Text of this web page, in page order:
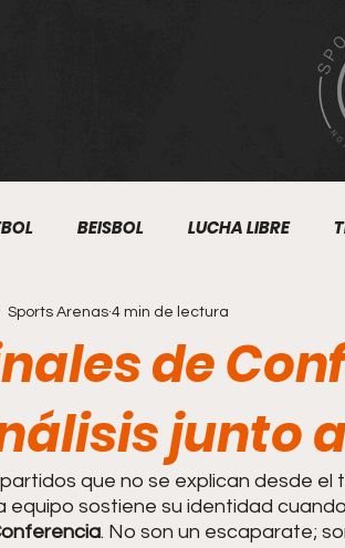
BEISBOL LUCHA LIBRE
BOXEO SOFTBOL
5
de
junto
Sports Arenas 4 min de lectura
que no se explican desde
equipo sostiene su identidad
. No son un escaparate;